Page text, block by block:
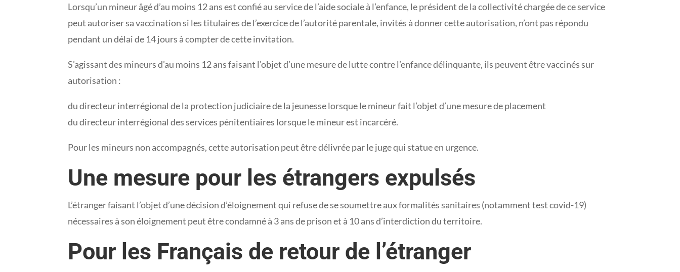
Lorsqu’un mineur âgé d’au moins 12 ans est confié au service de l’aide sociale à l’enfance, le président de la collectivité chargée de ce service
peut autoriser sa vaccination si les titulaires de l’exercice de l’autorité parentale, invités à donner cette autorisation, n’ont pas répondu
pendant un délai de 14 jours à compter de cette invitation.
S’agissant des mineurs d’au moins 12 ans faisant l’objet d’une mesure de lutte contre l’enfance délinquante, ils peuvent être vaccinés sur
autorisation :
du directeur interrégional de la protection judiciaire de la jeunesse lorsque le mineur fait l’objet d’une mesure de placement
du directeur interrégional des services pénitentiaires lorsque le mineur est incarcéré.
Pour les mineurs non accompagnés, cette autorisation peut être délivrée par le juge qui statue en urgence.
Une mesure pour les étrangers expulsés
L’étranger faisant l’objet d’une décision d’éloignement qui refuse de se soumettre aux formalités sanitaires (notamment test covid-19)
nécessaires à son éloignement peut être condamné à 3 ans de prison et à 10 ans d’interdiction du territoire.
Pour les Français de retour de l’étranger